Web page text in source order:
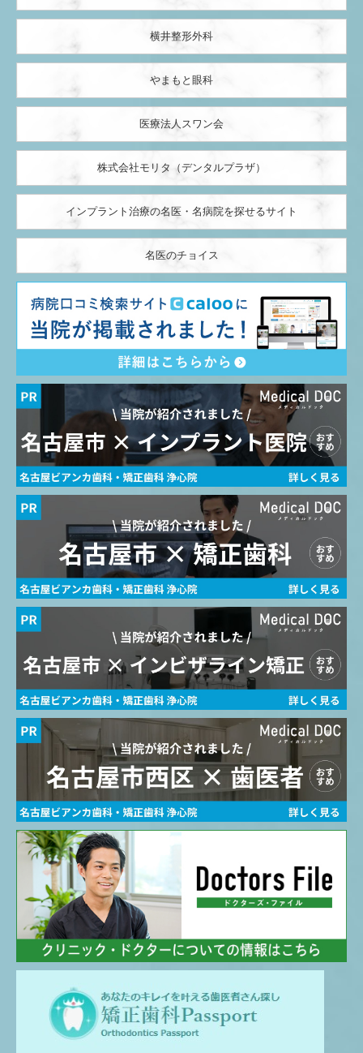
横井整形外科
やまもと眼科
医療法人スワン会
株式会社モリタ（デンタルプラザ）
インプラント治療の名医・名病院を探せるサイト
名医のチョイス